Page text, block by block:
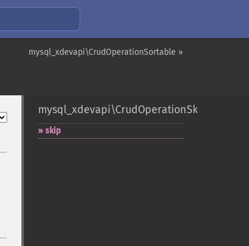
mysql_xdevapi\CrudOperationSortable »
mysql_xdevapi\CrudOperationSkippable
skip